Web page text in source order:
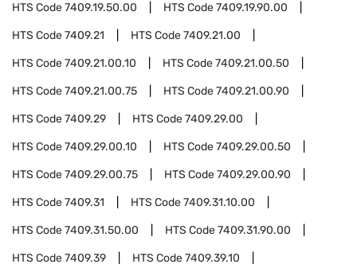
HTS Code7409.19.50.00 HTS Code7409.19.90.00
HTS Code7409.21 HTS Code7409.21.00
HTS Code7409.21.00.10 HTS Code7409.21.00.50
HTS Code7409.21.00.75 HTS Code7409.21.00.90
HTS Code7409.29 HTS Code7409.29.00
HTS Code7409.29.00.10 HTS Code7409.29.00.50
HTS Code7409.29.00.75 HTS Code7409.29.00.90
HTS Code7409.31 HTS Code7409.31.10.00
HTS Code7409.31.50.00 HTS Code7409.31.90.00
HTS Code7409.39 HTS Code7409.39.10